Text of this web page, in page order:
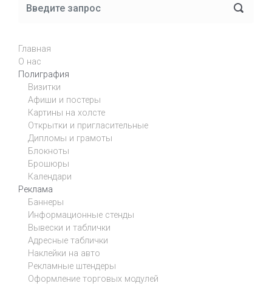
Главная
О нас
Полиграфия
Визитки
Афиши и постеры
Картины на холсте
Открытки и пригласительные
Дипломы и грамоты
Блокноты
Брошюры
Календари
Реклама
Баннеры
Информационные стенды
Вывески и таблички
Адресные таблички
Наклейки на авто
Рекламные штендеры
Оформление торговых модулей